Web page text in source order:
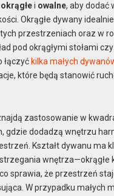
i owalne, aby dodać
Okrągłe dywany
przestrzeniach oraz w
pod okrągłymi stołami
łączyć kilka małych
które będą stanowić
zastosowanie w
gdzie dodadzą wnętrzu
Kształt dywanu ma
wnętrza—okrągłe
sprawia, że przestrzeń
W przypadku małych